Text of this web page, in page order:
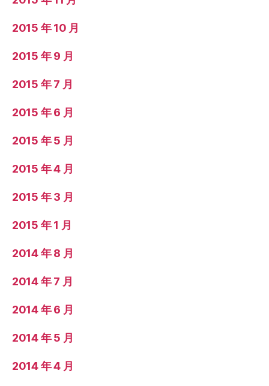
2015 年 10 月
2015 年 9 月
2015 年 7 月
2015 年 6 月
2015 年 5 月
2015 年 4 月
2015 年 3 月
2015 年 1 月
2014 年 8 月
2014 年 7 月
2014 年 6 月
2014 年 5 月
2014 年 4 月